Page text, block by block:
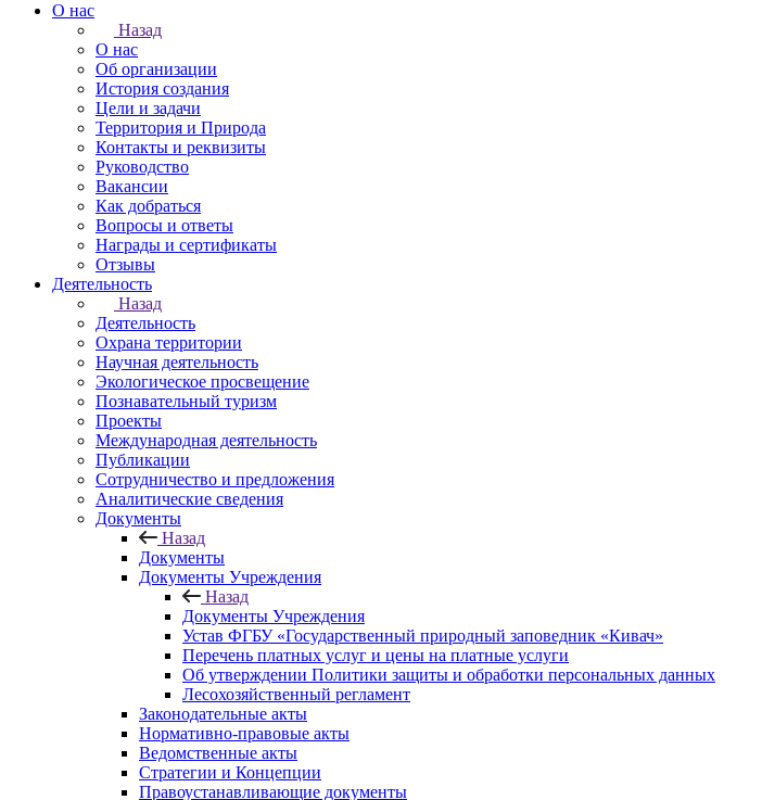
О нас
Назад
О нас
Об организации
История создания
Цели и задачи
Территория и Природа
Контакты и реквизиты
Руководство
Вакансии
Как добраться
Вопросы и ответы
Награды и сертификаты
Отзывы
Деятельность
Назад
Деятельность
Охрана территории
Научная деятельность
Экологическое просвещение
Познавательный туризм
Проекты
Международная деятельность
Публикации
Сотрудничество и предложения
Аналитические сведения
Документы
Назад
Документы
Документы Учреждения
Назад
Документы Учреждения
Устав ФГБУ «Государственный природный заповедник «Кивач»
Перечень платных услуг и цены на платные услуги
Об утверждении Политики защиты и обработки персональных данных
Лесохозяйственный регламент
Законодательные акты
Нормативно-правовые акты
Ведомственные акты
Стратегии и Концепции
Правоустанавливающие документы